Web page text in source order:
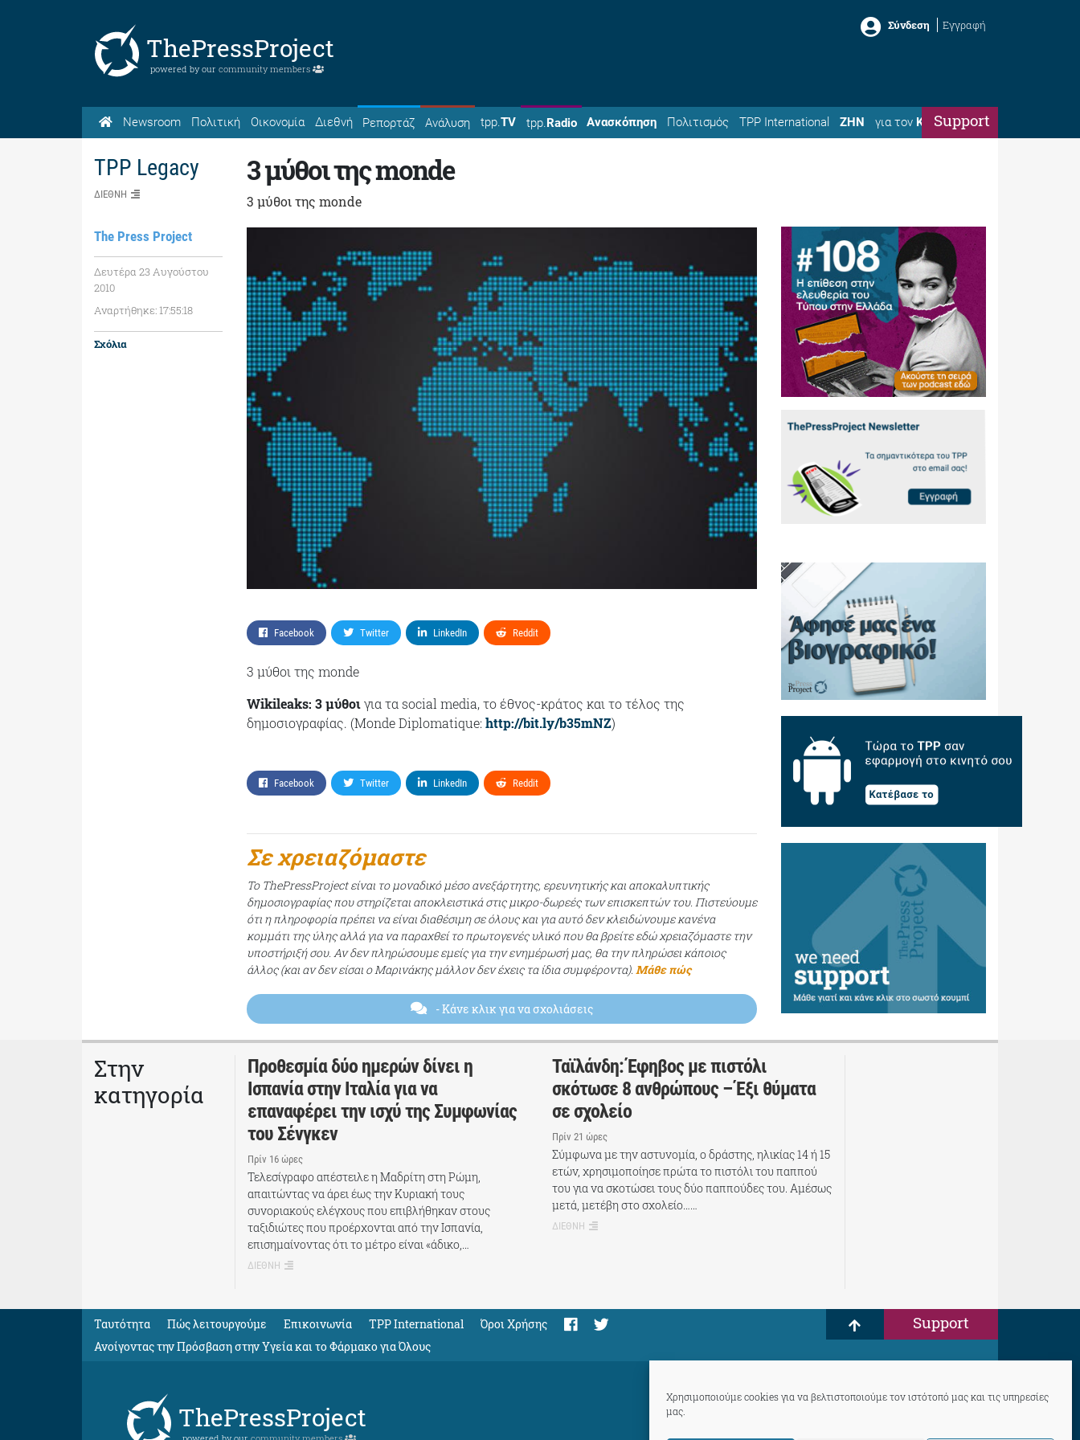
Χρησιμοποιούμε cookies για να βελτιστοποιούμε τον ιστότοπό μας και τις υπηρεσίες
μας.
ThePressProject
powered by our community members
Σύνδεση Εγγραφή
Newsroom Πολιτική Οικονομία Διεθνή Ρεπορτάζ Ανάλυση tpp.TV tpp.Radio Ανασκόπηση Πολιτισμός TPP International ΖΗΝ για τον ΚώσταSupport
TPP Legacy
ΔΙΕΘΝΗ
The Press Project
Δευτέρα 23 Αυγούστου
2010
Αναρτήθηκε: 17:55:18
Σχόλια
3 μύθοι της monde
3 μύθοι της monde
Facebook Twitter LinkedIn Reddit
3 μύθοι της monde
Wikileaks: 3 μύθοιγια τα social media, το έθνος-κράτος και το τέλος της
δημοσιογραφίας. (Monde Diplomatique: http://bit.ly/b35mNZ)
Facebook Twitter LinkedIn Reddit
Σε χρειαζόμαστε
Το ThePressProject είναι το μοναδικό μέσο ανεξάρτητης, ερευνητικής και αποκαλυπτικής
δημοσιογραφίας που στηρίζεται αποκλειστικά στις μικρο-δωρεές των επισκεπτών του. Πιστεύουμε
ότι η πληροφορία πρέπει να είναι διαθέσιμη σε όλους και για αυτό δεν κλειδώνουμε κανένα
κομμάτι της ύλης αλλά για να παραχθεί το πρωτογενές υλικό που θα βρείτε εδώ χρειαζόμαστε την
υποστήριξή σου. Αν δεν πληρώσουμε εμείς για την ενημέρωσή μας, θα την πληρώσει κάποιος
άλλος (και αν δεν είσαι ο Μαρινάκης μάλλον δεν έχεις τα ίδια συμφέροντα). Μάθε πώς
- Κάνε κλικ για να σχολιάσεις
Στην
κατηγορία
Προθεσμία δύο ημερών δίνει η
Ισπανία στην Ιταλία για να
επαναφέρει την ισχύ της Συμφωνίας
του Σένγκεν
Πρίν 16 ώρες
Τελεσίγραφο απέστειλε η Μαδρίτη στη Ρώμη,
απαιτώντας να άρει έως την Κυριακή τους
συνοριακούς ελέγχους που επιβλήθηκαν στους
ταξιδιώτες που προέρχονται από την Ισπανία,
επισημαίνοντας ότι το μέτρο είναι «άδικο,…
ΔΙΕΘΝΗ
Ταϊλάνδη: Έφηβος με πιστόλι
σκότωσε 8 ανθρώπους – Έξι θύματα
σε σχολείο
Πρίν 21 ώρες
Σύμφωνα με την αστυνομία, ο δράστης, ηλικίας 14 ή 15
ετών, χρησιμοποίησε πρώτα το πιστόλι του παππού
του για να σκοτώσει τους δύο παππούδες του. Αμέσως
μετά, μετέβη στο σχολείο……
ΔΙΕΘΝΗ
Ταυτότητα Πώς λειτουργούμε Eπικοινωνία TPP International
Όροι Χρήσης
Ανοίγοντας την Πρόσβαση στην Υγεία και το Φάρμακο για Όλους
Support
ThePressProject